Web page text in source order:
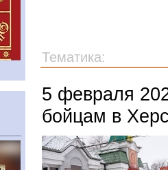
Тематика:
5 февраля
бойцам в